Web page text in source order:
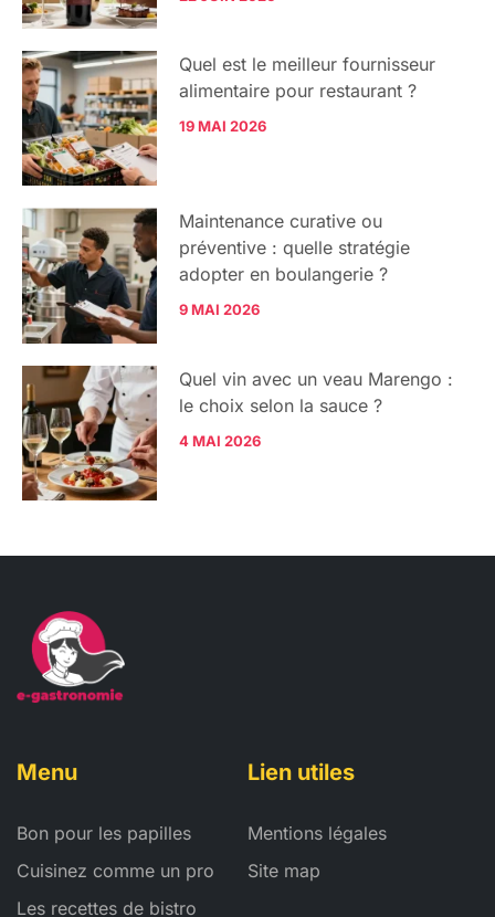
Quel est le meilleur fournisseur
alimentaire pour restaurant ?
19 MAI 2026
Maintenance curative ou
préventive : quelle stratégie
adopter en boulangerie ?
9 MAI 2026
Quel vin avec un veau Marengo :
le choix selon la sauce ?
4 MAI 2026
Menu
Bon pour les papilles
Cuisinez comme un pro
Les recettes de bistro
Lien utiles
Mentions légales
Site map